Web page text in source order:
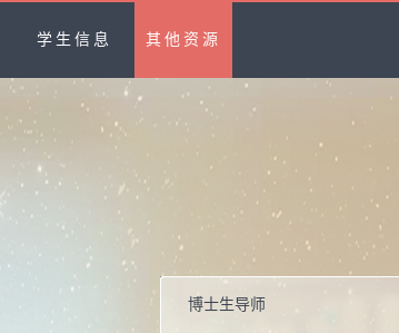
学生信息 其他资源
博士生导师